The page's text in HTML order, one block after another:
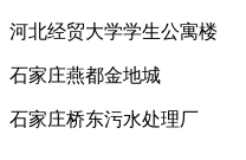
河北经贸大学学生公寓楼
石家庄燕都金地城
石家庄桥东污水处理厂